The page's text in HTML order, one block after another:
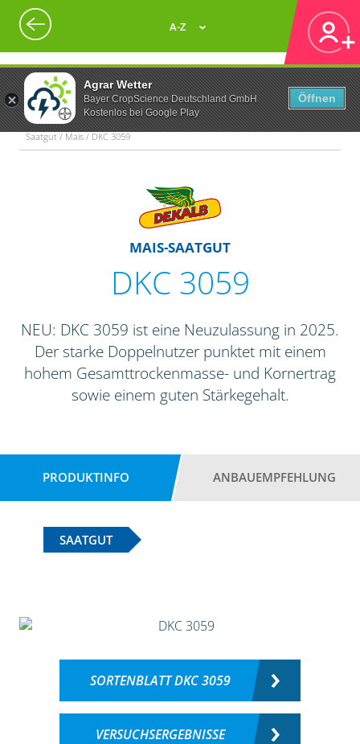
Agrar Wetter
Bayer CropScience Deutschland GmbH
Kostenlos bei Google Play
Öffnen
A-Z
Saatgut / Mais / DKC 3059
MAIS-SAATGUT
DKC 3059
NEU: DKC 3059 ist eine Neuzulassung in 2025.
Der starke Doppelnutzer punktet mit einem
hohem Gesamttrockenmasse- und Kornertrag
sowie einem guten Stärkegehalt.
PRODUKTINFO ANBAUEMPFEHLUNG
SAATGUT
SORTENBLATT DKC 3059
VERSUCHSERGEBNISSE